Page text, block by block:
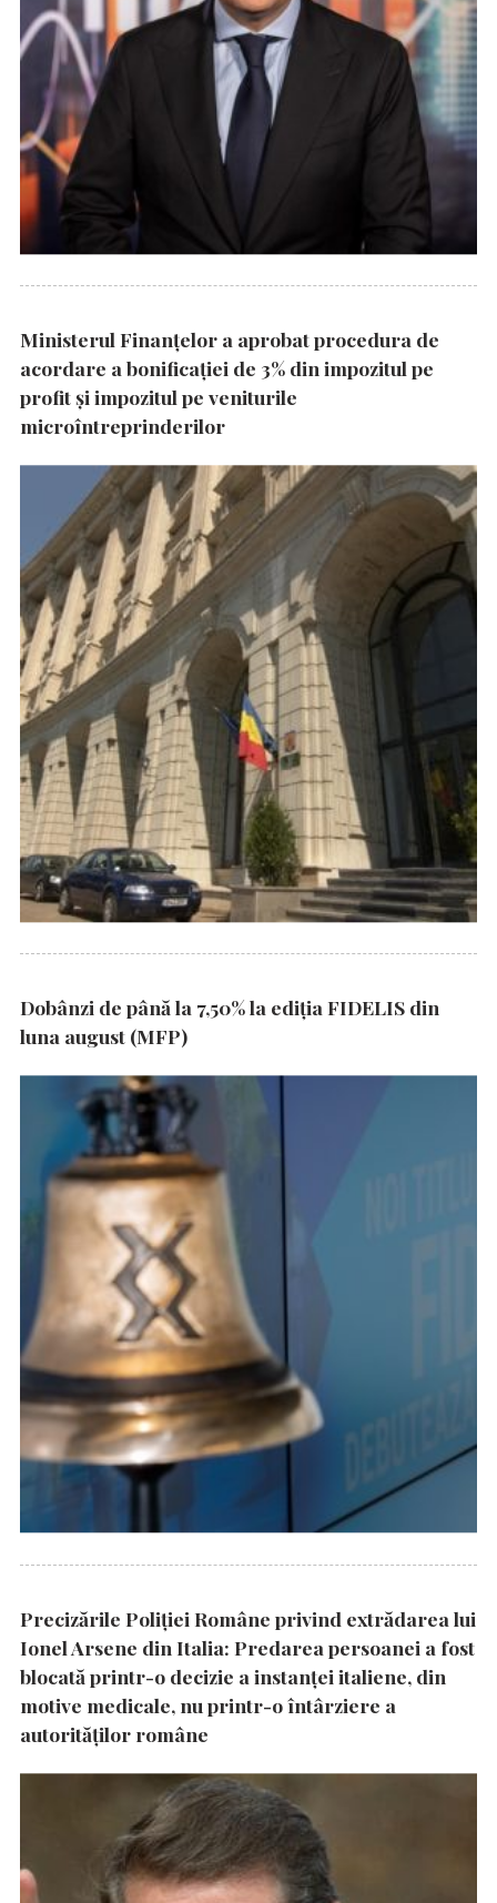
Ministerul Finanțelor a aprobat procedura de
acordare a bonificației de 3% din impozitul pe
profit și impozitul pe veniturile
microîntreprinderilor
Dobânzi de până la 7,50% la ediția FIDELIS din
luna august (MFP)
Precizările Poliţiei Române privind extrădarea lui
Ionel Arsene din Italia: Predarea persoanei a fost
blocată printr-o decizie a instanţei italiene, din
motive medicale, nu printr-o întârziere a
autorităţilor române